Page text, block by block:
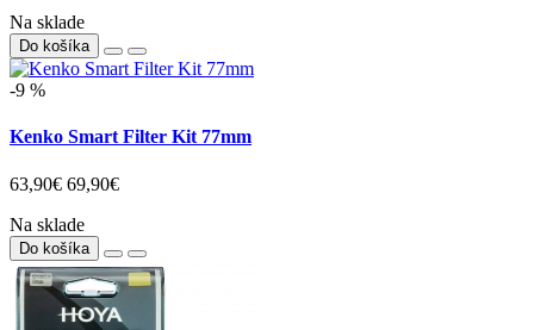
Na sklade
Do košíka
-9 %
Kenko Smart Filter Kit 77mm
63,90€ 69,90€
Na sklade
Do košíka